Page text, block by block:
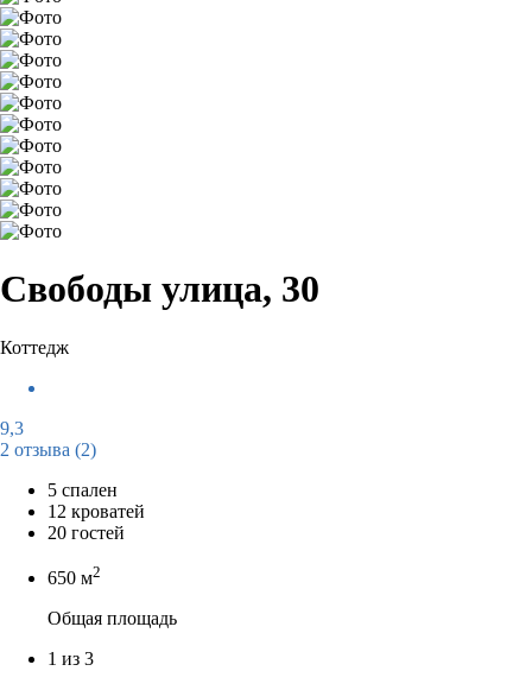
Свободы улица, 30
Коттедж
9,3
2 отзыва (2)
5 спален
12 кроватей
20 гостей
650 м2
Общая площадь
1 из 3